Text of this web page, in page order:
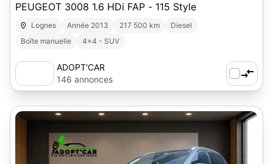
PEUGEOT 3008 1.6 HDi FAP - 115 Style
Lognes Année 2013 217 500 km
Diesel
Boîte manuelle
4x4 - SUV
ADOPT'CAR
146 annonces